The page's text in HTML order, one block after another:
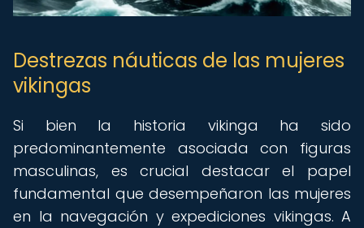
Destrezas náuticas de las mujeres
vikingas
Si bien la historia vikinga ha sido
predominantemente asociada con figuras
masculinas, es crucial destacar el papel
fundamental que desempeñaron las mujeres
en la navegación y expediciones vikingas. A